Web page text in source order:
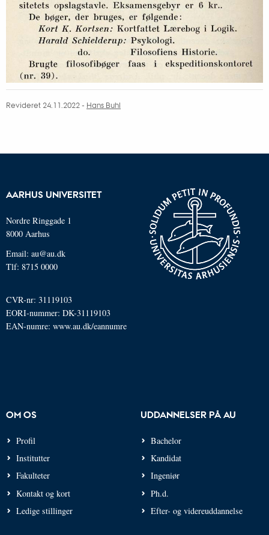
Revideret 24.11.2022- Hans Buhl
AARHUS UNIVERSITET
Nordre Ringgade 1
8000 Aarhus
Email: au@au.dk
Tlf: 8715 0000
CVR-nr: 31119103
EORI-nummer: DK-31119103
EAN-numre: www.au.dk/eannumre
OM OS
Profil
Institutter
Fakulteter
Kontakt og kort
Ledige stillinger
UDDANNELSER PÅ AU
Bachelor
Kandidat
Ingeniør
Ph.d.
Efter- og videreuddannelse